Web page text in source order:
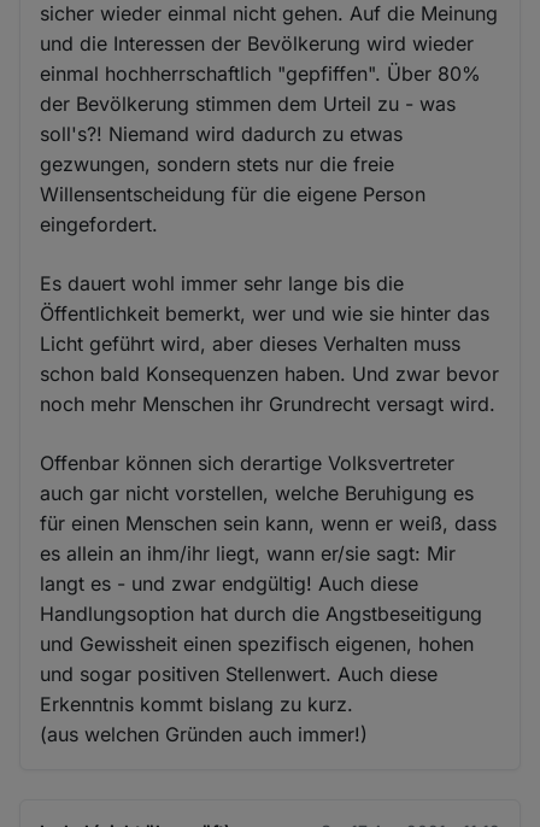
sicher wieder einmal nicht gehen. Auf die Meinung
und die Interessen der Bevölkerung wird wieder
einmal hochherrschaftlich "gepfiffen". Über 80%
der Bevölkerung stimmen dem Urteil zu - was
soll's?! Niemand wird dadurch zu etwas
gezwungen, sondern stets nur die freie
Willensentscheidung für die eigene Person
eingefordert.
Es dauert wohl immer sehr lange bis die
Öffentlichkeit bemerkt, wer und wie sie hinter das
Licht geführt wird, aber dieses Verhalten muss
schon bald Konsequenzen haben. Und zwar bevor
noch mehr Menschen ihr Grundrecht versagt wird.
Offenbar können sich derartige Volksvertreter
auch gar nicht vorstellen, welche Beruhigung es
für einen Menschen sein kann, wenn er weiß, dass
es allein an ihm/ihr liegt, wann er/sie sagt: Mir
langt es - und zwar endgültig! Auch diese
Handlungsoption hat durch die Angstbeseitigung
und Gewissheit einen spezifisch eigenen, hohen
und sogar positiven Stellenwert. Auch diese
Erkenntnis kommt bislang zu kurz.
(aus welchen Gründen auch immer!)